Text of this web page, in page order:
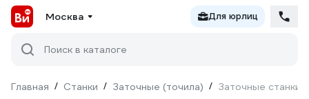
Москва Для юрлиц
Поиск в каталоге
Главная / Станки / Заточные (точила) / Заточные станки